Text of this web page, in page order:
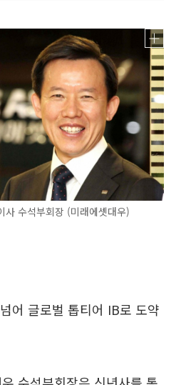
수석부회장 (미래에셋대우)
어 글로벌 톱티어 IB로 도약